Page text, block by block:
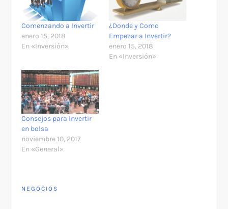
Comenzando a Invertir
enero 15, 2018
En «Inversión»
¿Donde y Como
Empezar a Invertir?
enero 15, 2018
En «Inversión»
Consejos para invertir
en bolsa
noviembre 10, 2017
En «General»
NEGOCIOS